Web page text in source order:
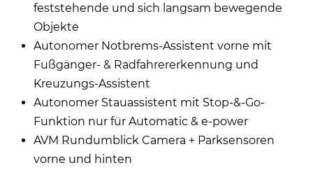
feststehende und sich langsam bewegende
Objekte
Autonomer Notbrems-Assistent vorne mit
Fußgänger- & Radfahrererkennung und
Kreuzungs-Assistent
Autonomer Stauassistent mit Stop-&-Go-
Funktion nur für Automatic & e-power
AVM Rundumblick Camera + Parksensoren
vorne und hinten